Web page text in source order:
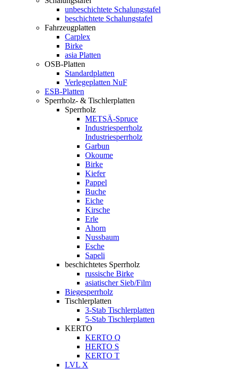
unbeschichtete Schalungstafel
beschichtete Schalungstafel
Fahrzeugplatten
Carplex
Birke
asia Platten
OSB-Platten
Standardplatten
Verlegeplatten NuF
ESB-Platten
Sperrholz- & Tischlerplatten
Sperrholz
METSÄ-Spruce
Industriesperrholz
Industriesperrholz
Garbun
Okoume
Birke
Kiefer
Pappel
Buche
Eiche
Kirsche
Erle
Ahorn
Nussbaum
Esche
Sapeli
beschichtetes Sperrholz
russische Birke
asiatischer Sieb/Film
Biegesperrholz
Tischlerplatten
3-Stab Tischlerplatten
5-Stab Tischlerplatten
KERTO
KERTO Q
HERTO S
KERTO T
LVL X